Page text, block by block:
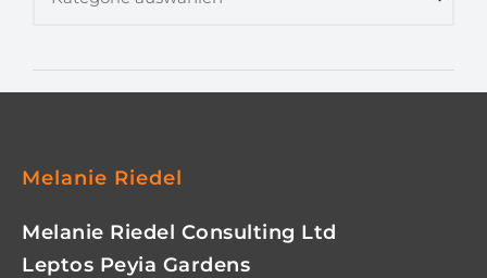
Melanie Riedel
Melanie Riedel Consulting Ltd
Leptos Peyia Gardens